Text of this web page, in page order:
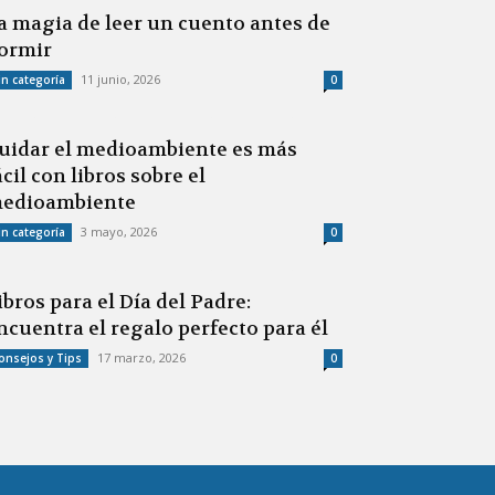
magia de leer un cuento antes de
categoría 11 junio, 2026 0
el medioambiente es más
con libros sobre el
categoría 3 mayo, 2026 0
para el Día del Padre:
el regalo perfecto para él
y Tips 17 marzo, 2026 0